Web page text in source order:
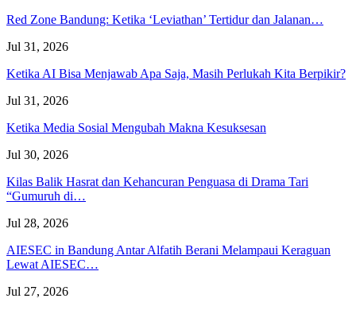
Red Zone Bandung: Ketika ‘Leviathan’ Tertidur dan Jalanan…
Jul 31, 2026
Ketika AI Bisa Menjawab Apa Saja, Masih Perlukah Kita Berpikir?
Jul 31, 2026
Ketika Media Sosial Mengubah Makna Kesuksesan
Jul 30, 2026
Kilas Balik Hasrat dan Kehancuran Penguasa di Drama Tari
“Gumuruh di…
Jul 28, 2026
AIESEC in Bandung Antar Alfatih Berani Melampaui Keraguan
Lewat AIESEC…
Jul 27, 2026